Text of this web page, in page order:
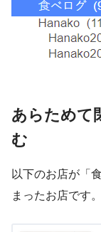
あらためて
む
以下のお店が「
まったお店です。